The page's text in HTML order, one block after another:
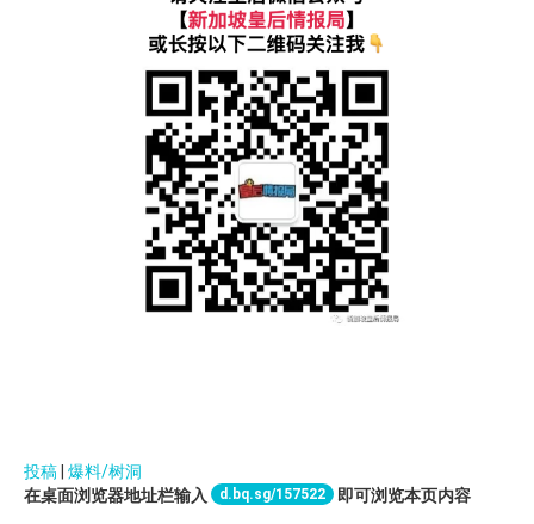
投稿 爆料/树洞
在桌面浏览器地址栏输入
d.bq.sg/157522 即可浏览本页内容